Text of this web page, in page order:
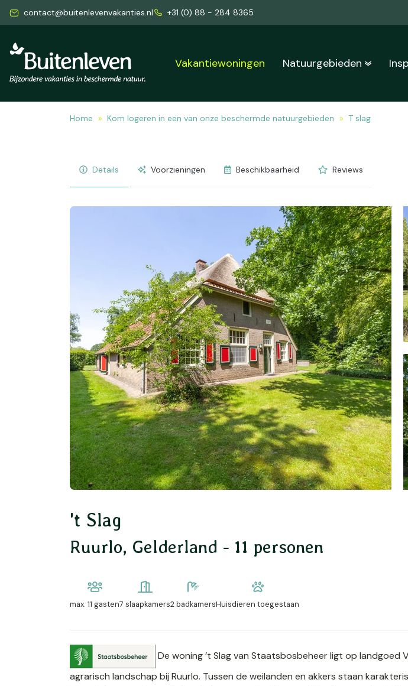
contact@buitenlevenvakanties.nl +31 (0) 88 - 284 8365
Vakantiewoningen Natuurgebieden
Home Kom logeren in een van onze beschermde natuurgebieden T slag
Details Voorzieningen Beschikbaarheid Reviews
't Slag
Ruurlo, Gelderland - 11 personen
max. 11 gasten7 slaapkamers2 badkamersHuisdieren toegestaan
De woning ’t Slag van Staatsbosbeheer ligt op landgoed
agrarisch landschap bij Ruurlo. Tussen de weilanden en akkers staan